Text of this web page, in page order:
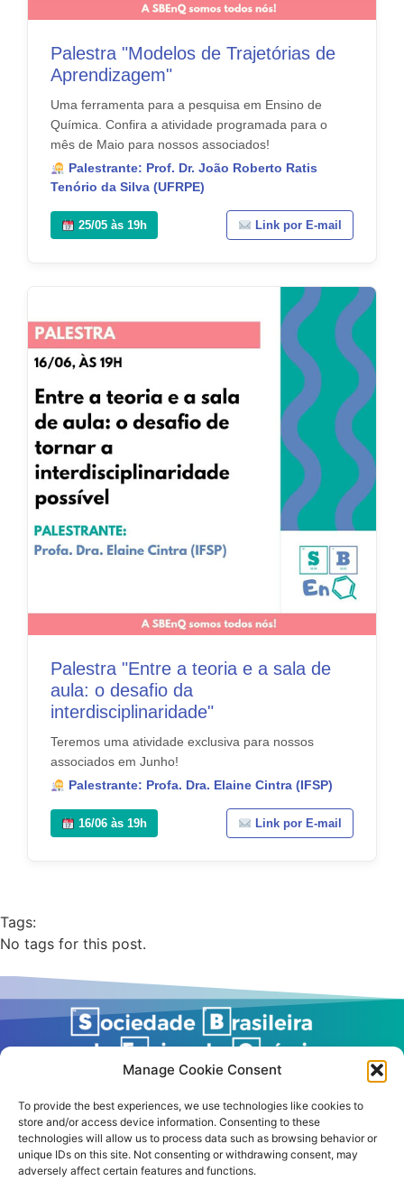
Manage Cookie Consent
To provide the best experiences, we use technologies like cookies to
store and/or access device information. Consenting to these
technologies will allow us to process data such as browsing behavior or
unique IDs on this site. Not consenting or withdrawing consent, may
adversely affect certain features and functions.
Palestra "Modelos de Trajetórias de
Aprendizagem"
Uma ferramenta para a pesquisa em Ensino de
Química. Confira a atividade programada para o
mês de Maio para nossos associados!
Palestrante: Prof. Dr. João Roberto Ratis
Tenório da Silva (UFRPE)
25/05 às 19h Link por E-mail
Palestra "Entre a teoria e a sala de
aula: o desafio da
interdisciplinaridade"
Teremos uma atividade exclusiva para nossos
associados em Junho!
Palestrante: Profa. Dra. Elaine Cintra (IFSP)
16/06 às 19h Link por E-mail
Tags:
No tags for this post.